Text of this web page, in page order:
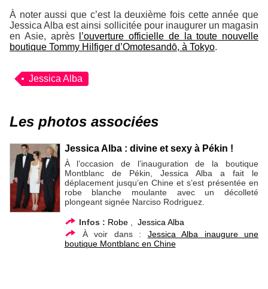
À noter aussi que c’est la deuxième fois cette année que
Jessica Alba est ainsi sollicitée pour inaugurer un magasin
en Asie, après
l’ouverture officielle de la toute nouvelle
boutique Tommy Hilfiger d’Omotesandō, à Tokyo.
Jessica Alba
Les photos associées
Jessica Alba : divine et sexy à Pékin !
À l’occasion de l’inauguration de la boutique
Montblanc de Pékin, Jessica Alba a fait le
déplacement jusqu’en Chine et s’est présentée en
robe blanche moulante avec un décolleté
plongeant signée Narciso Rodriguez.
Infos : Robe, Jessica Alba
À voir dans : Jessica Alba inaugure une
boutique Montblanc en Chine